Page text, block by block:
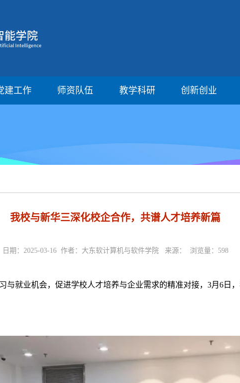
建工作 师资队伍 教学科研 创新创业
我校与新华三深化校企合作，共谱人才培养新篇
日期：2025-03-16 作者：大东软计算机与软件学院 来源： 浏览量： 598
与就业机会，促进学校人才培养与企业需求的精准对接，3月6日